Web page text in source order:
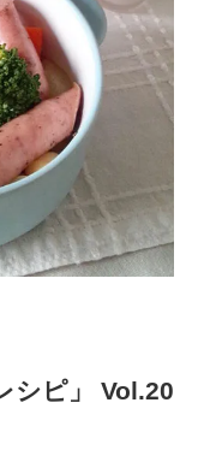
シピ」 Vol.20